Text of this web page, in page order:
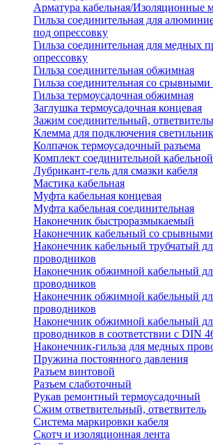
Арматура кабельная/Изоляционные
Гильза соединительная для
под опрессовку
Гильза соединительная для медных
опрессовку
Гильза соединительная обжимная
Гильза соединительная со срывными
Гильза термоусадочная обжимная
Заглушка термоусадочная концевая
Зажим соединительный,
Клемма для подключения
Колпачок термоусадочный разъема
Комплект соединительной
Лубрикант-гель для смазки кабеля
Мастика кабельная
Муфта кабельная концевая
Муфта кабельная соединительная
Наконечник быстроразмыкаемый
Наконечник кабельный со
Наконечник кабельный трубчатый
проводников
Наконечник обжимной кабельный
проводников
Наконечник обжимной кабельный
проводников
Наконечник обжимной кабельный
проводников в соответствии с DIN
Наконечник-гильза для медных
Пружина постоянного давления
Разъем винтовой
Разъем слаботочный
Рукав ремонтный термоусадочный
Сжим ответвительный, ответвитель
Система маркировки кабеля
Скотч и изоляционная лента